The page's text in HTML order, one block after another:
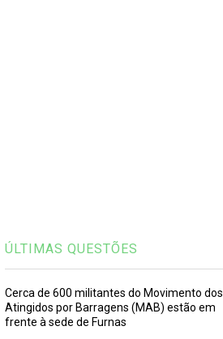
ÚLTIMAS QUESTÕES
Cerca de 600 militantes do Movimento dos
Atingidos por Barragens (MAB) estão em
frente à sede de Furnas